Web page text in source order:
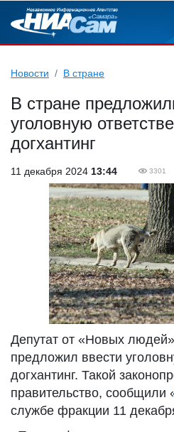
Новости В стране
В стране
уголовную
догхантинг
11 декабря 2024 13:44 3301
Депутат от «Новых
предложил ввести
догхантинг. Такой
правительство, сообщили
службе фракции 11